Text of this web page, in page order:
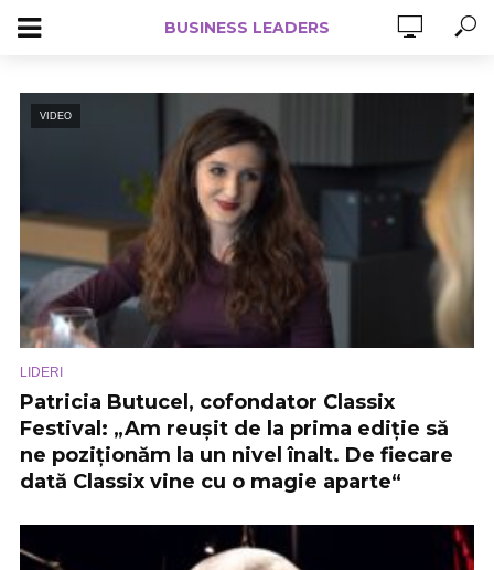
BUSINESS LEADERS
VIDEO
LIDERI
Patricia Butucel, cofondator Classix
Festival: „Am reușit de la prima ediție să
ne poziționăm la un nivel înalt. De fiecare
dată Classix vine cu o magie aparte“